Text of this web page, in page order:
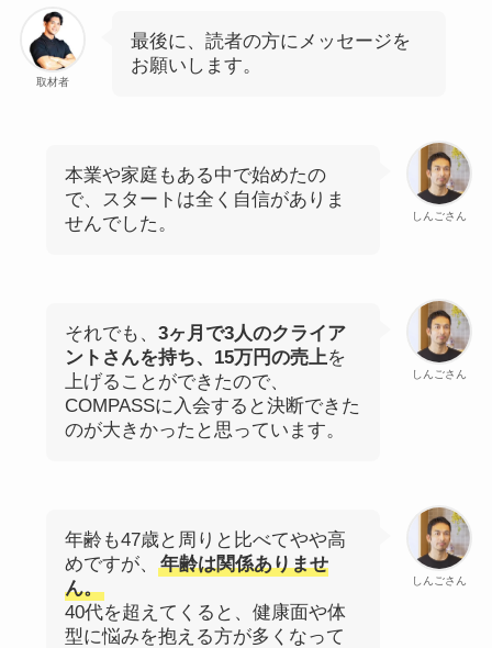
取材者
最後に、読者の方にメッセージを
お願いします。
しんごさん
本業や家庭もある中で始めたの
で、スタートは全く自信がありま
せんでした。
しんごさん
それでも、 3ヶ月で3人のクライア
ントさんを持ち、15万円の売上を
上げることができたので、
COMPASSに入会すると決断できた
のが大きかったと思っています。
しんごさん
年齢も47歳と周りと比べてやや高
めですが、
年齢は関係ありませ
ん。
40代を超えてくると、健康面や体
型に悩みを抱える方が多くなって